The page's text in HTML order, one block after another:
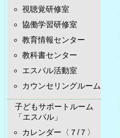
視聴覚研修室
協働学習研修室
教育情報センター
教科書センター
エスパル活動室
カウンセリングルーム
子どもサポートルーム
「エスパル」
カレンダー〈７/７〉